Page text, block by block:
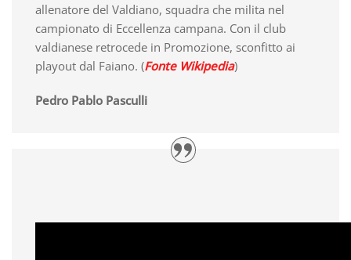
allenatore del Valdiano, squadra che milita nel
campionato di Eccellenza campana. Con il club
valdianese retrocede in Promozione, sconfitto ai
playout dal Faiano. (Fonte Wikipedia)
Pedro Pablo Pasculli